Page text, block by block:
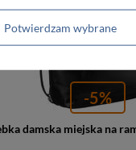
-5%
Potwierdzam wybrane